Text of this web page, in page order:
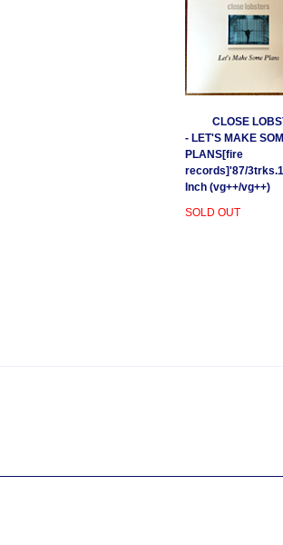
CLOSE
- LET'S MAKE
PLANS[fire
records]'87/
Inch (vg++/vg++)
SOLD OUT